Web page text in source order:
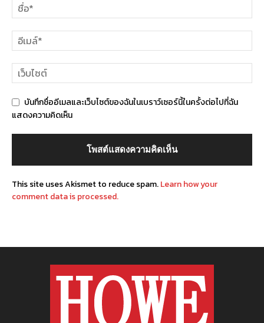
บันทึกชื่ออีเมลและเว็บไซต์ของฉันในเบราว์เซอร์นี้ในครั้งต่อไปที่ฉัน
แสดงความคิดเห็น
This site uses Akismet to reduce spam.Learn how your
comment data is processed.